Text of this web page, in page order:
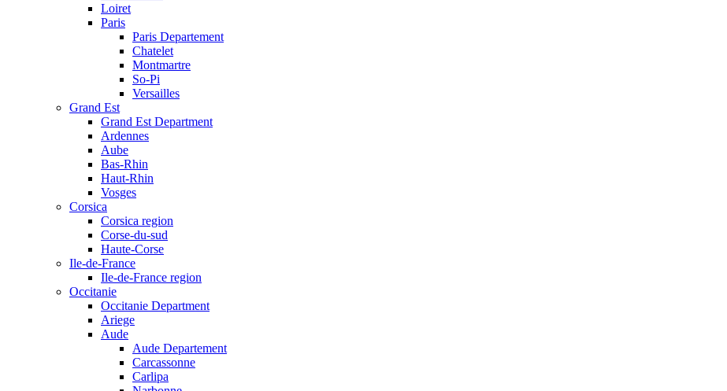
Loiret
Paris
Paris Departement
Chatelet
Montmartre
So-Pi
Versailles
Grand Est
Grand Est Department
Ardennes
Aube
Bas-Rhin
Haut-Rhin
Vosges
Corsica
Corsica region
Corse-du-sud
Haute-Corse
Ile-de-France
Ile-de-France region
Occitanie
Occitanie Department
Ariege
Aude
Aude Departement
Carcassonne
Carlipa